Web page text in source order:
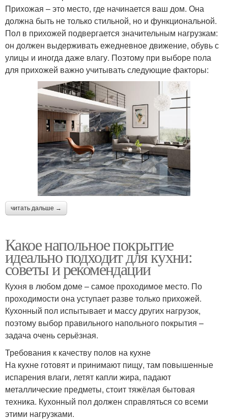
Прихожая – это место, где начинается ваш дом. Она
должна быть не только стильной, но и функциональной.
Пол в прихожей подвергается значительным нагрузкам:
он должен выдерживать ежедневное движение, обувь с
улицы и иногда даже влагу. Поэтому при выборе пола
для прихожей важно учитывать следующие факторы:
читать дальше →
Какое напольное покрытие
идеально подходит для кухни:
советы и рекомендации
Кухня в любом доме – самое проходимое место. По
проходимости она уступает разве только прихожей.
Кухонный пол испытывает и массу других нагрузок,
поэтому выбор правильного напольного покрытия –
задача очень серьёзная.
Требования к качеству полов на кухне
На кухне готовят и принимают пищу, там повышенные
испарения влаги, летят капли жира, падают
металлические предметы, стоит тяжёлая бытовая
техника. Кухонный пол должен справляться со всеми
этими нагрузками.